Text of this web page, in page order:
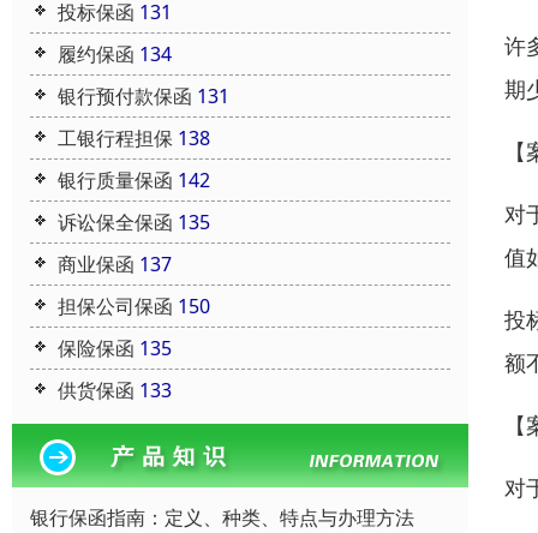
投标保函 131
履约保函 134
银行预付款保函 131
工银行程担保 138
银行质量保函 142
诉讼保全保函 135
商业保函 137
担保公司保函 150
保险保函 135
供货保函 133
银行保函指南：定义、种类、特点与办理方法
许
期
对
值
投
额
对